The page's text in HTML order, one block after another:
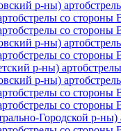
р-ны)
со
со
р-ны)
со
р-ны)
р-ны)
со
со
Городской р-